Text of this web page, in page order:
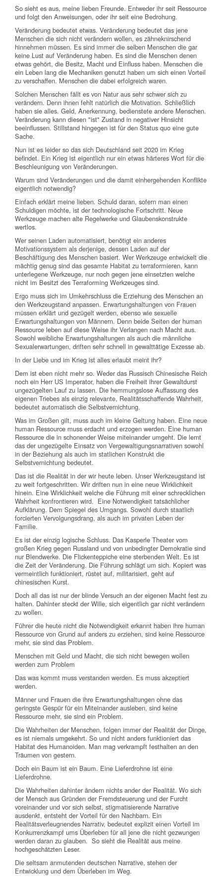
So sieht es aus, meine lieben Freunde. Entweder ihr seit Ressource
und folgt den Anweisungen, oder ihr seit eine Bedrohung.
Veränderung bedeutet etwas. Veränderung bedeutet das jene
Menschen die sich nicht verändern wollen, es zähneknirschend
hinnehmen müssen. Es sind immer die selben Menschen die gar
keine Lust auf Veränderung haben. Es sind die Menschen denen
etwas gehört, die Besitz, Macht und Einfluss haben. Menschen die
ein Leben lang die Mechaniken genutzt haben um sich einen Vorteil
zu verschaffen. Menschen die dabei erfolgreich waren.
Solchen Menschen fällt es von Natur aus sehr schwer sich zu
verändern. Denn ihnen fehlt natürlich die Motivation. Schließlich
haben sie alles. Geld, Anerkennung, bedienstete andere Menschen.
Veränderung kann diesen "ist" Zustand in negativer Hinsicht
beeinflussen. Stillstand hingegen ist für den Status quo eine gute
Sache.
Nun ist es leider so das sich Deutschland seit 2020 im Krieg
befindet. Ein Krieg ist eigentlich nur ein etwas härteres Wort für die
Beschleunigung von Veränderungen.
Warum sind Veränderungen und die damit einhergehenden Konflikte
eigentlich notwendig?
Einfach erklärt meine lieben. Schuld daran, sofern man einen
Schuldigen möchte, ist der technologische Fortschritt. Neue
Werkzeuge machen alte Regelwerke und Glaubenskonstrukte
wertlos.
Wer seinen Laden automatisiert, benötigt ein anderes
Motivationssystem als derjenige, dessen Laden auf der
Beschäftigung des Menschen basiert. Wer Werkzeuge entwickelt die
mächtig genug sind das gesamte Habitat zu terraformieren, kann
unterlegene Werkzeuge, nur noch gegen jene einsetzten welche
nicht im Besitzt des Terraforming Werkzeuges sind.
Ergo muss sich im Umkehrschluss die Erziehung des Menschen an
den Werkzeugstand anpassen. Erwartungshaltungen von Frauen
müssen erklärt und gezügelt werden, ebenso wie sexuelle
Erwartungshaltungen von Männern. Denn beide Seiten der human
Ressource leben auf diese Weise ihr Verlangen nach Macht aus.
Sowohl weibliche Erwartungshaltungen als auch die männliche
Sexualerwartungen, driften sehr schnell in gewalttätige Exzesse ab.
In der Liebe und im Krieg ist alles erlaubt meint ihr?
Dem ist eben nicht mehr so. Weder das Russisch Chinesische Reich
noch ein Herr US Imperator, haben die Freiheit ihrer Gewaltdurst
ungezügelten Lauf zu lassen. Die hemmungslose Auffassung des
eigenen Triebes als einzig relevante, Realitätsschaffende Wahrheit,
bedeutet automatisch die Selbstvernichtung.
Was im Großen gilt, muss auch im kleine Geltung haben. Eine neue
human Ressource muss erdacht und erzogen werden. Eine human
Ressource die in schonender Weise miteinander umgeht. Die lernt
das der ungezügelte Einsatz von Vergewaltigungsnarrativen sowohl
in der Beziehung als auch im statlichen Konstrukt die
Selbstvernichtung bedeutet.
Das ist die Realität in der wir heute leben. Unser Werkzeugstand ist
zu weit fortgeschritten. Wir driften nun in eine neue Wirklichkeit
hinein. Eine Wirklichkeit welche die Führung mit einer schrecklichen
Wahrheit konfrontieren wird. Eine Notwendigkeit tatsächlicher
Aufklärung. Dem Spiegel des Umgangs. Sowohl durch staatlich
forcierten Vervolgungsdrang, als auch im privaten Leben der
Familie.
Es ist der einzig logische Schluss. Das Kasperle Theater vom
großen Krieg gegen Russland und von unbedingter Demokratie sind
nur Blendwerke. Die Flickenteppiche eine sterbenden Welt. Es ist
die Zeit der Veränderung. Die Führung schlägt um sich. Kopiert was
vermeintlich funktioniert, rüstet auf, militarisiert, geht auf
chinesischen Kurst.
Doch all das ist nur der blinde Versuch an der eigenen Macht fest zu
halten. Dahinter steckt der Wille, sich eigentlich gar nicht verändern
zu wollen.
Führer die heute nicht die Notwendigkeit erkannt haben ihre human
Ressource von Grund auf anders zu erziehen, sind keine Ressource
mehr, sie sind das Problem.
Menschen mit Geld und Macht, die sich nicht bewegen wollen
werden zum Problem
Das was kommt muss verstanden werden. Es muss akzeptiert
werden.
Männer und Frauen die ihre Erwartungshaltungen ohne das
geringste Gespür für ein Miteinander ausleben, sind keine
Ressource mehr, sie sind ein Problem.
Die Wahrheiten der Menschen, folgen immer der Realität der Dinge,
es ist niemals umgekehrt. So und nicht anders funktioniert das
Habitat des Humanoiden. Man mag verkrampft festhalten an den
Träumen von gestern.
Doch ein Baum ist ein Baum. Eine Lieferdrohne ist eine
Lieferdrohne.
Die Wahrheiten dahinter ändern nichts ander der Realität. Wo sich
der Mensch aus Gründen der Fremdsteuerung und der Furcht
voreinander und vor sich selbst, stigmatisierende Narrative
ausdenkt, entsteht der Vorteil für den Nachbarn. Ein
Realitätsverleugnendes Narrativ, bedeutet explizit einen Vorteil im
Konkurrenzkampf ums Überleben für all jene die nicht gezwungen
werden daran zu glauben. So sieht die Realität aus meine
hochgeschätzten Leser.
Die seltsam anmutenden deutschen Narrative, stehen der
Entwicklung und dem Überleben im Weg.